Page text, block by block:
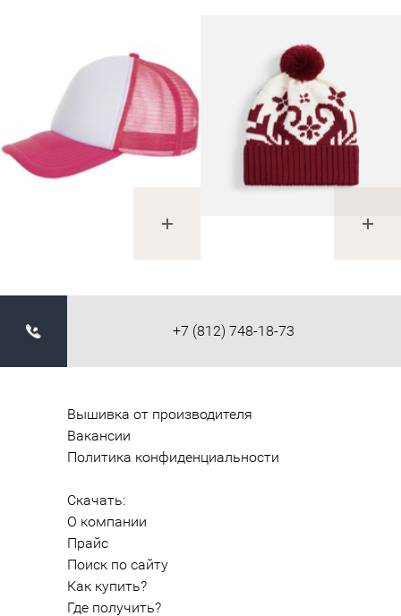
+7 (812) 748-18-73
Вышивка от производителя
Вакансии
Политика конфиденциальности
Скачать:
О компании
Прайс
Поиск по сайту
Как купить?
Где получить?